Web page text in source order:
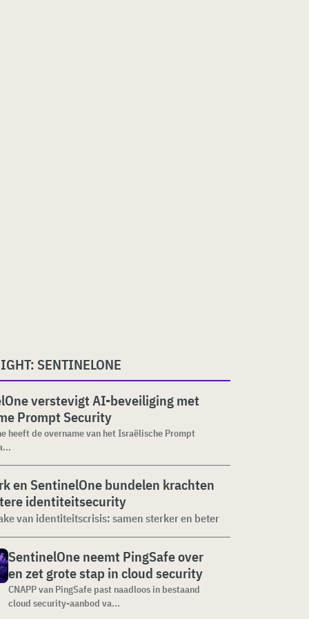
SENTINELONE
verstevigt AI-beveiliging met
Prompt Security
heeft de overname van het Israëlische Prompt
en SentinelOne bundelen krachten
identiteitsecurity
van identiteitscrisis: samen sterker en beter
SentinelOne neemt PingSafe over
en zet grote stap in cloud security
CNAPP van PingSafe past naadloos in bestaand
cloud security-aanbod va...